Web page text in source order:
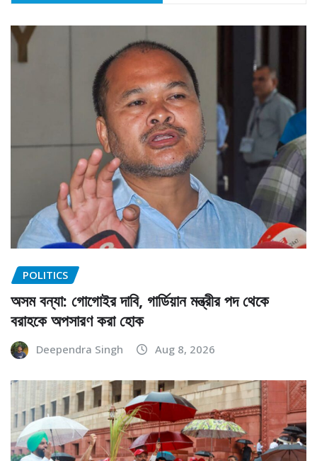
POLITICS
অসম বন্যা: গোগোইর দাবি, গার্ডিয়ান মন্ত্রীর পদ থেকে
বরাহকে অপসারণ করা হোক
Deependra Singh Aug 8, 2026